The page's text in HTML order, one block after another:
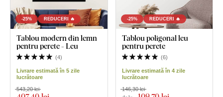
-25% REDUCERI 🔥
Tablou modern din lemn
pentru perete - Leu
(4)
Livrare estimată în 5 zile
lucrătoare
543,20 lei
-25% REDUCERI 🔥
Tablou poligonal leu
pentru perete
(6)
Livrare estimată în 4 zile
lucrătoare
146,30 lei